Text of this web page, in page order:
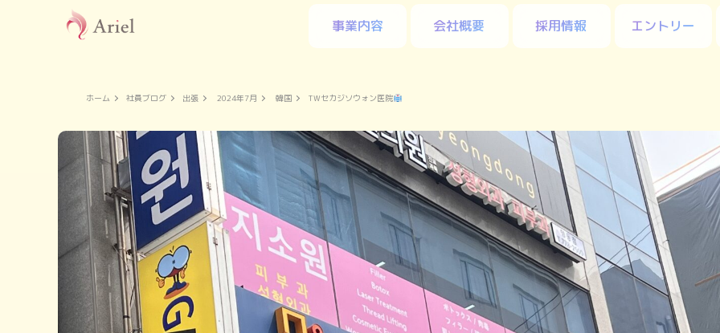
事業内容 会社概要 採用情報 エントリー
ホーム 社員ブログ 出張 2024年7月 韓国 TWセカジソウォン医院